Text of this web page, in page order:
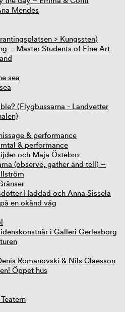
Mendes
> Kungssten)
– Master Students of Fine Art
sea
(Flygbussarna - Landvetter
& performance
& performance
och Maja Östebro
(observe, gather and tell) –
Haddad och Anna Sissela
en okänd våg
i Galleri Gerlesborg
Romanovski & Nils Claesson
Öppet hus